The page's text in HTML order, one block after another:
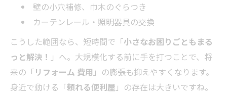
壁の小穴補修、巾木のぐらつき
カーテンレール・照明器具の交換
こうした範囲なら、短時間で「小さなお困りごともまる
っと解決！ 」へ。大規模化する前に手を打つことで、将
来の「リフォーム 費用」の膨張も抑えやすくなります。
身近で動ける「頼れる便利屋」の存在は大きいですね。